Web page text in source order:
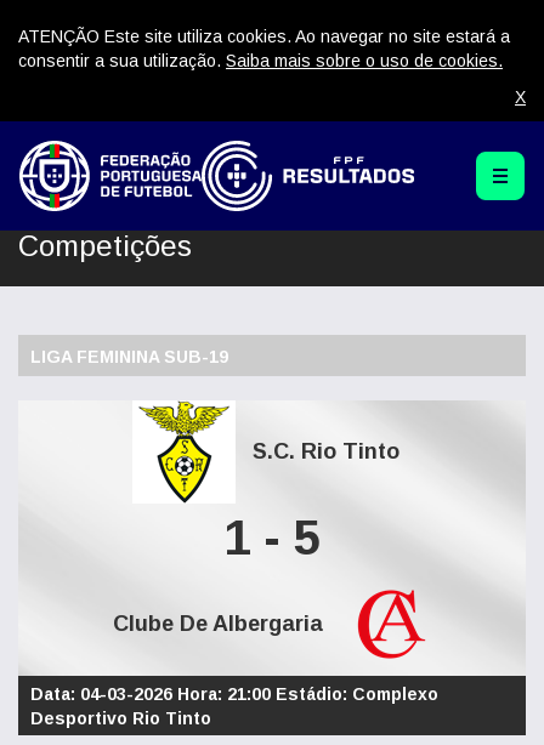
ATENÇÃO Este site utiliza cookies. Ao navegar no site estará a
consentir a sua utilização. Saiba mais sobre o uso de cookies.
X
Competições
LIGA FEMININA SUB-19
S.C. Rio Tinto
1 - 5
Clube De Albergaria
Data: 04-03-2026 Hora: 21:00 Estádio: Complexo
Desportivo Rio Tinto